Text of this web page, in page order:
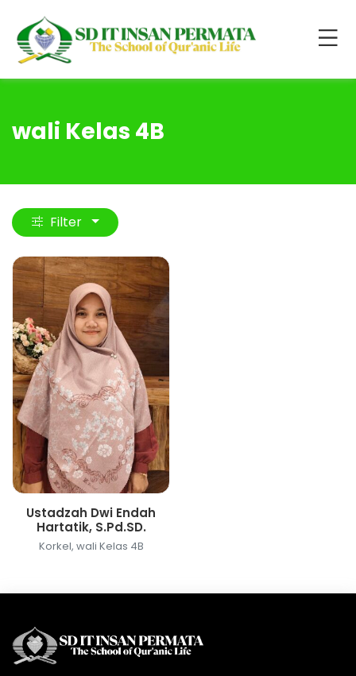
wali Kelas 4B
Filter
Ustadzah Dwi Endah
Hartatik, S.Pd.SD.
Korkel, wali Kelas 4B